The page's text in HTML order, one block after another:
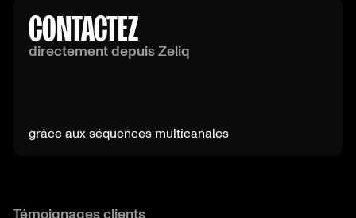
CONTACTEZ
directement depuis Zeliq
grâce aux séquences multicanales
Témoignages clients